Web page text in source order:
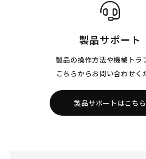
製品サポート
製品の操作方法や機械トラ
こちらからお問い合わせく
製品サポートはこちら